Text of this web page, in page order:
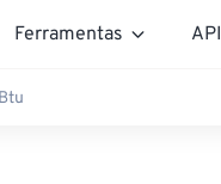
Ferramentas API